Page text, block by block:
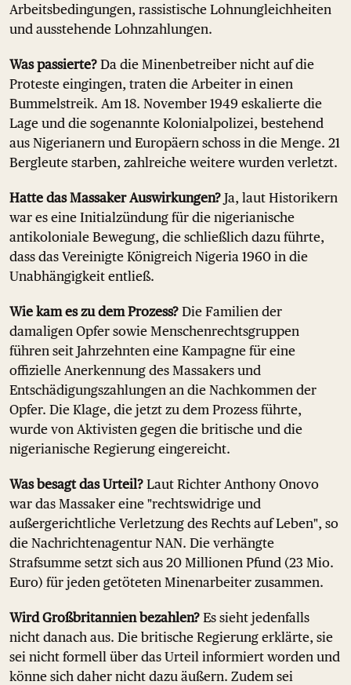
Arbeitsbedingungen, rassistische Lohnungleichheiten
und ausstehende Lohnzahlungen.
Was passierte? Da die Minenbetreiber nicht auf die
Proteste eingingen, traten die Arbeiter in einen
Bummelstreik. Am 18. November 1949 eskalierte die
Lage und die sogenannte Kolonialpolizei, bestehend
aus Nigerianern und Europäern schoss in die Menge. 21
Bergleute starben, zahlreiche weitere wurden verletzt.
Hatte das Massaker Auswirkungen? Ja, laut Historikern
war es eine Initialzündung für die nigerianische
antikoloniale Bewegung, die schließlich dazu führte,
dass das Vereinigte Königreich Nigeria 1960 in die
Unabhängigkeit entließ.
Wie kam es zu dem Prozess? Die Familien der
damaligen Opfer sowie Menschenrechtsgruppen
führen seit Jahrzehnten eine Kampagne für eine
offizielle Anerkennung des Massakers und
Entschädigungszahlungen an die Nachkommen der
Opfer. Die Klage, die jetzt zu dem Prozess führte,
wurde von Aktivisten gegen die britische und die
nigerianische Regierung eingereicht.
Was besagt das Urteil? Laut Richter Anthony Onovo
war das Massaker eine "rechtswidrige und
außergerichtliche Verletzung des Rechts auf Leben", so
die Nachrichtenagentur NAN. Die verhängte
Strafsumme setzt sich aus 20 Millionen Pfund (23 Mio.
Euro) für jeden getöteten Minenarbeiter zusammen.
Wird Großbritannien bezahlen? Es sieht jedenfalls
nicht danach aus. Die britische Regierung erklärte, sie
sei nicht formell über das Urteil informiert worden und
könne sich daher nicht dazu äußern. Zudem sei